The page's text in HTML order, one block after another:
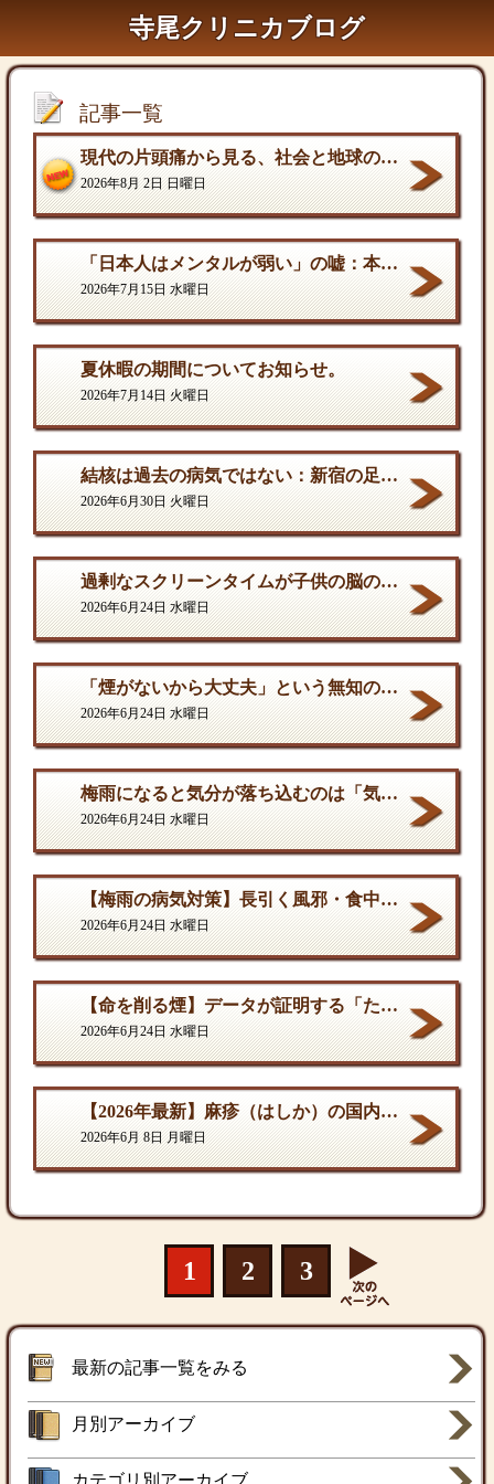
寺尾クリニカブログ
記事一覧
現代の片頭痛から見る、社会と地球の構造的課題
2026年8月 2日 日曜日
「日本人はメンタルが弱い」の嘘：本当の弱さと、自分を守る「成熟した強さ
2026年7月15日 水曜日
夏休暇の期間についてお知らせ。
2026年7月14日 火曜日
結核は過去の病気ではない：新宿の足元に潜む歪んだ現実
2026年6月30日 火曜日
過剰なスクリーンタイムが子供の脳の発達を停滞させる。
2026年6月24日 水曜日
「煙がないから大丈夫」という無知の罪。となりに一人生息するだけで、そこは危険地帯である
2026年6月24日 水曜日
梅雨になると気分が落ち込むのは「気のせい」ではない
2026年6月24日 水曜日
【梅雨の病気対策】長引く風邪・食中毒・カビの脅威から体を守る方法
2026年6月24日 水曜日
【命を削る煙】データが証明する「たばこ関連死」の真実
2026年6月24日 水曜日
【2026年最新】麻疹（はしか）の国内流行状況と対策
2026年6月 8日 月曜日
1 2 3
最新の記事一覧をみる
月別アーカイブ
カテゴリ別アーカイブ